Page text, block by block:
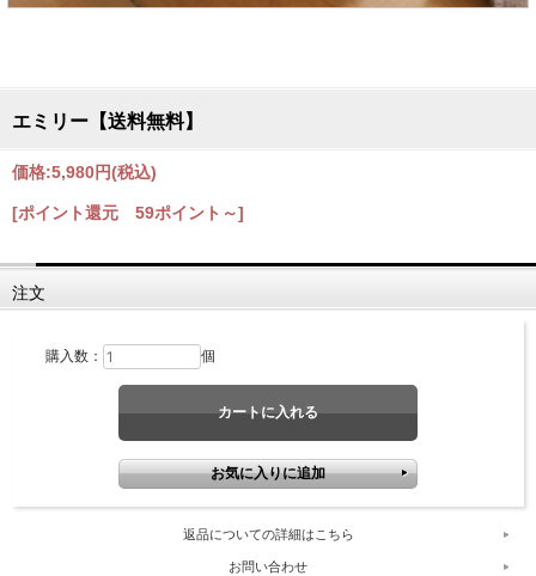
エミリー【送料無料】
価格:5,980円(税込)
[ポイント還元 59ポイント～]
注文
購入数： 個
返品についての詳細はこちら
お問い合わせ